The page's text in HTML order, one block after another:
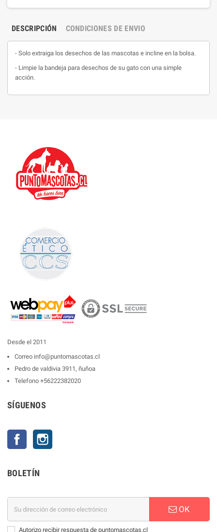
DESCRIPCIÓN CONDICIONES DE ENVIO
- Solo extraiga los desechos de las mascotas e incline en la bolsa.
- Limpie la bandeja para desechos de su gato con una simple
acción.
Desde el 2011
Correo info@puntomascotas.cl
Pedro de valdivia 3911, ñuñoa
Telefono +56222382020
SÍGUENOS
Facebook
BOLETÍN
OK
Autorizo recibir respuesta de puntomascotas.cl